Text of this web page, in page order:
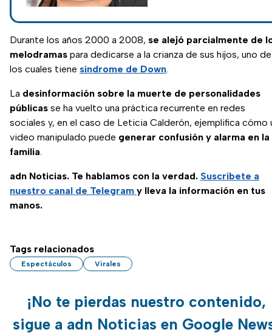
defender la custodia de
su hija.
Durante los años 2000 a 2008, se alejó parcialmente de
melodramas para dedicarse a la crianza de sus hijos, uno de
los cuales tiene síndrome de Down.
La desinformación sobre la muerte de personalidades
públicas se ha vuelto una práctica recurrente en redes
sociales y, en el caso de Leticia Calderón, ejemplifica cómo
video manipulado puede generar confusión y alarma en la
familia.
adn Noticias. Te hablamos con la verdad. Suscríbete a
nuestro canal de Telegram y lleva la información en tus
manos.
Tags relacionados
Espectáculos Virales
¡No te pierdas nuestro contenido,
sigue a adn Noticias en Google